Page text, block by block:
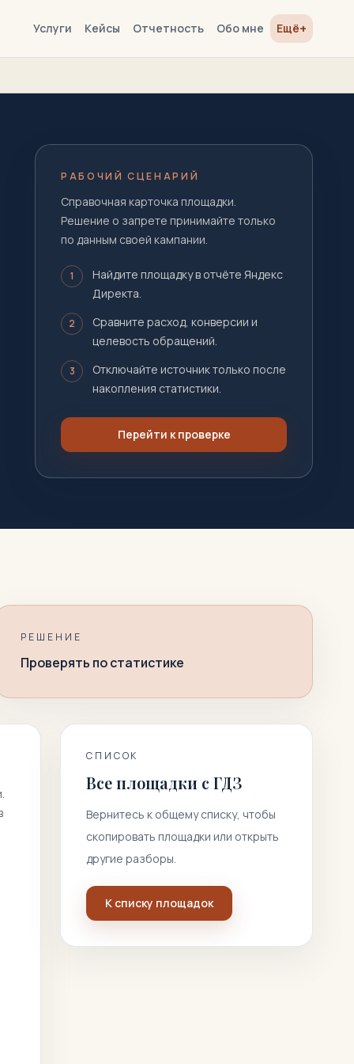
Услуги Кейсы Отчетность Обо мне Ещё+
РАБОЧИЙ СЦЕНАРИЙ
Справочная карточка площадки.
Решение о запрете принимайте только
по данным своей кампании.
1
Найдите площадку в отчёте Яндекс
Директа.
2
Сравните расход, конверсии и
целевость обращений.
3
Отключайте источник только после
накопления статистики.
Перейти к проверке
РЕШЕНИЕ
Проверять по статистике
СПИСОК
Все площадки с ГДЗ
Вернитесь к общему списку, чтобы
скопировать площадки или открыть
другие разборы.
К списку площадок